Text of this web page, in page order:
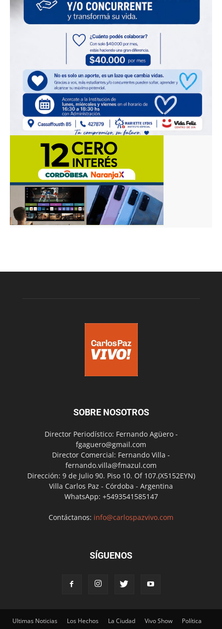
SOBRE NOSOTROS
Director Periodístico: Fernando Agüero -
fgaguero@gmail.com
Director Comercial: Fernando Villa -
fernando.villa@fmazul.com
Dirección: 9 de Julio 90. Piso 10. Of 107.(X5152EYN)
Villa Carlos Paz - Córdoba - Argentina
WhatsApp: +5493541585147
Contáctanos: info@carlospazvivo.com
SÍGUENOS
Ultimas Noticias Los Hechos La Ciudad Vivo Show
Política